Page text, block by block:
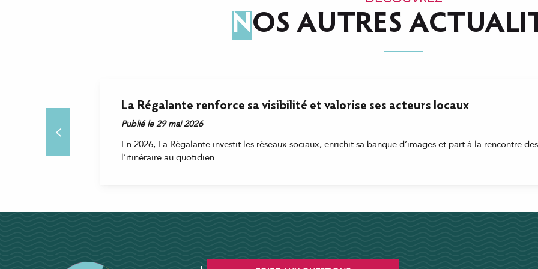
NOS AUTRES
La Régalante renforce sa visibilité et valorise ses acteurs locaux
Publié le 29 mai 2026
En 2026, La Régalante investit les réseaux sociaux, enrichit sa banque d’images et part à la rencontre
l’itinéraire au quotidien....